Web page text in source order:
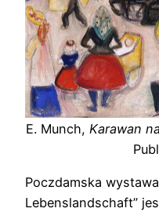
E. Munch, Karawan
Poczdamska
Lebenslandschaft”